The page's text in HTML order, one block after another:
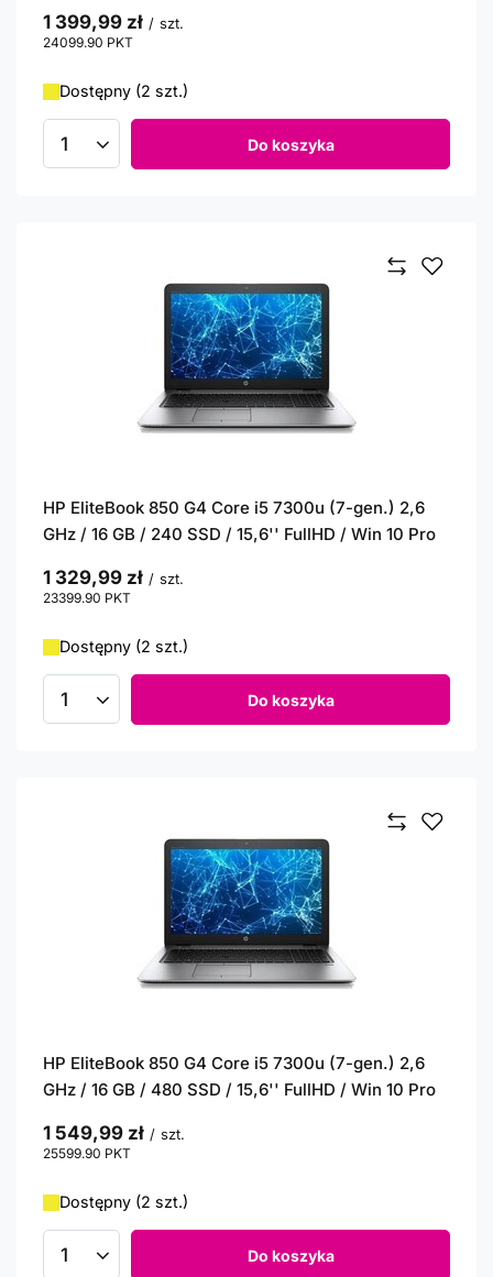
1 399,99 zł / szt.
24099.90 PKT
Dostępny (2 szt.)
Ilość produktów Do koszyka
HP EliteBook 850 G4 Core i5 7300u (7-gen.) 2,6
GHz / 16 GB / 240 SSD / 15,6'' FullHD / Win 10 Pro
1 329,99 zł / szt.
23399.90 PKT
Dostępny (2 szt.)
Ilość produktów Do koszyka
HP EliteBook 850 G4 Core i5 7300u (7-gen.) 2,6
GHz / 16 GB / 480 SSD / 15,6'' FullHD / Win 10 Pro
1 549,99 zł / szt.
25599.90 PKT
Dostępny (2 szt.)
Ilość produktów Do koszyka